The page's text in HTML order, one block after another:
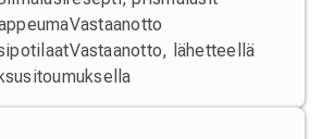
Vastaanotto
Vastaanotto, lähetteellä